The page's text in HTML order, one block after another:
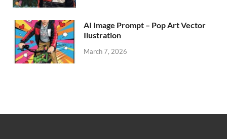
AI Image Prompt – Pop Art Vector
Ilustration
March 7, 2026